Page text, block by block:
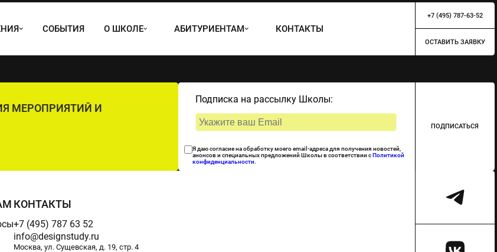
СОБЫТИЯ О ШКОЛЕ АБИТУРИЕНТАМ КОНТАКТЫ
+7 (495) 787-63-52
ОСТАВИТЬ ЗАЯВКУ
МЕРОПРИЯТИЙ И
Подписка на рассылку Школы:
Я даю согласие на обработку моего email-адреса для получения новостей,
анонсов и специальных предложений Школы в соответствии сПолитикой
конфиденциальности.
ПОДПИСАТЬСЯ
КОНТАКТЫ
+7 (495) 787 63 52
info@designstudy.ru
Москва, ул. Сущевская, д. 19, стр. 4